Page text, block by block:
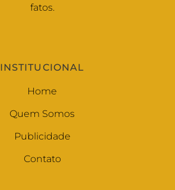
fatos.
INSTITUCIONAL
Home
Quem Somos
Publicidade
Contato